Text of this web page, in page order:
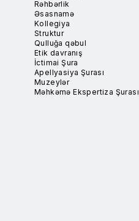
Rəhbərlik
Əsasnamə
Kollegiya
Struktur
Qulluğa qəbul
Etik davranış
İctimai Şura
Apellyasiya Şurası
Muzeylər
Məhkəmə Ekspertiza Şurası